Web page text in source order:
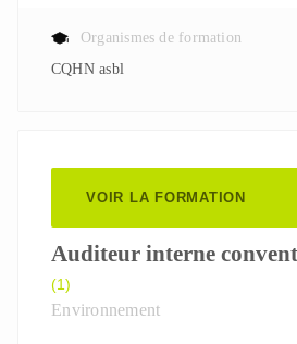
Organismes de formation
CQHN asbl
VOIR LA FORMATION
Auditeur interne
(1)
Environnement